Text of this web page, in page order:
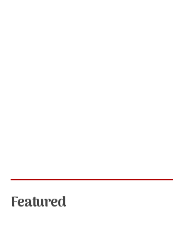
Featured